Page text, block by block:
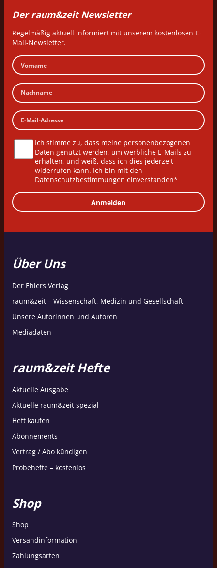
Der raum&zeit Newsletter
Regelmäßig aktuell informiert mit unserem kostenlosen E-
Mail-Newsletter.
Ich stimme zu, dass meine personenbezogenen
Daten genutzt werden, um werbliche E-Mails zu
erhalten, und weiß, dass ich dies jederzeit
widerrufen kann. Ich bin mit den
Datenschutzbestimmungen einverstanden*
Anmelden
Über Uns
Der Ehlers Verlag
raum&zeit – Wissenschaft, Medizin und Gesellschaft
Unsere Autorinnen und Autoren
Mediadaten
raum&zeit Hefte
Aktuelle Ausgabe
Aktuelle raum&zeit spezial
Heft kaufen
Abonnements
Vertrag / Abo kündigen
Probehefte – kostenlos
Shop
Shop
Versandinformation
Zahlungsarten